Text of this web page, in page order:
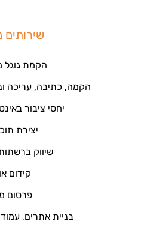
שירותים
הקמת גוגל
הקמה, כתיבה, עריכה
יחסי ציבור
יצירת
שיווק
קידום
פרסום
בניית אתרים,